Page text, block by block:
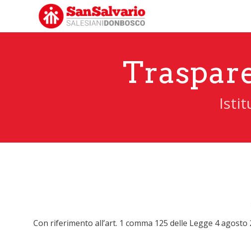
Con riferimento all’art. 1 comma 125 delle Legge 4